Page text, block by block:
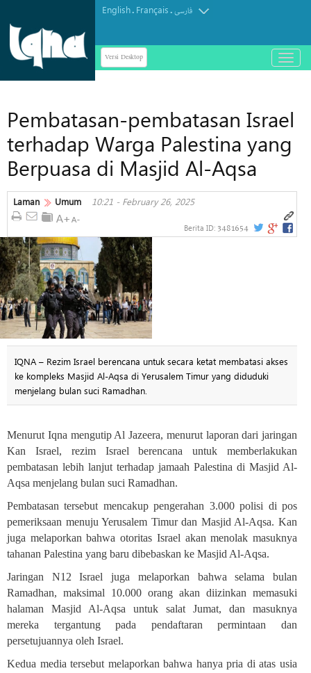
English. Français.فارسی
Versi Desktop
باز
و
منو
Pembatasan-pembatasan Israel
terhadap Warga Palestina yang
Berpuasa di Masjid Al-Aqsa
Laman Umum 10:21 - February 26, 2025
Berita ID: 3481654
IQNA – Rezim Israel berencana untuk secara ketat membatasi akses
ke kompleks Masjid Al-Aqsa di Yerusalem Timur yang diduduki
menjelang bulan suci Ramadhan.
Menurut Iqna mengutip Al Jazeera, menurut laporan dari jaringan
Kan Israel, rezim Israel berencana untuk memberlakukan
pembatasan lebih lanjut terhadap jamaah Palestina di Masjid Al-
Aqsa menjelang bulan suci Ramadhan.
Pembatasan tersebut mencakup pengerahan 3.000 polisi di pos
pemeriksaan menuju Yerusalem Timur dan Masjid Al-Aqsa. Kan
juga melaporkan bahwa otoritas Israel akan menolak masuknya
tahanan Palestina yang baru dibebaskan ke Masjid Al-Aqsa.
Jaringan N12 Israel juga melaporkan bahwa selama bulan
Ramadhan, maksimal 10.000 orang akan diizinkan memasuki
halaman Masjid Al-Aqsa untuk salat Jumat, dan masuknya
mereka tergantung pada pendaftaran permintaan dan
persetujuannya oleh Israel.
Kedua media tersebut melaporkan bahwa hanya pria di atas usia